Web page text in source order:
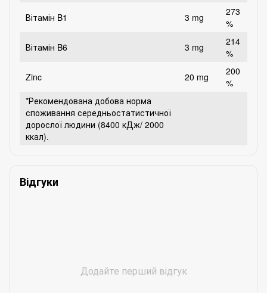
Вітамін B1
3 mg
273
%
Вітамін B6
3 mg
214
%
Zinc
20 mg
200
%
*Рекомендована добова норма
споживання середньостатистичної
дорослої людини (8400 кДж/ 2000
ккал).
Відгуки
Додайте перший відгук